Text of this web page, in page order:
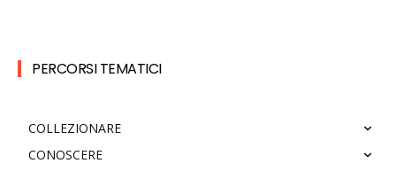
PERCORSI TEMATICI
COLLEZIONARE
CONOSCERE